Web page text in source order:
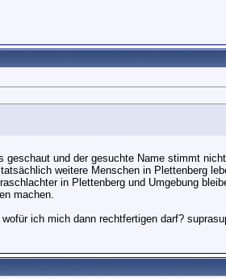
und der gesuchte Name stimmt
weitere Menschen in Plettenberg
in Plettenberg und Umgebung
machen.
ich mich dann rechtfertigen darf?